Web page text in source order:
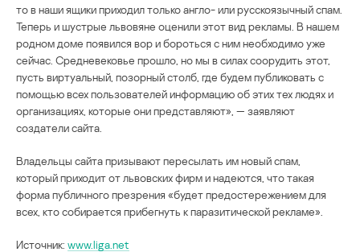
то в наши ящики приходил только англо- или русскоязычный спам.
Теперь и шустрые львовяне оценили этот вид рекламы. В нашем
родном доме появился вор и бороться с ним необходимо уже
сейчас. Средневековье прошло, но мы в силах соорудить этот,
пусть виртуальный, позорный столб, где будем публиковать с
помощью всех пользователей информацию об этих тех людях и
организациях, которые они представляют», — заявляют
создатели сайта.
Владельцы сайта призывают пересылать им новый спам,
который приходит от львовских фирм и надеются, что такая
форма публичного презрения «будет предостережением для
всех, кто собирается прибегнуть к паразитической рекламе».
Источник: www.liga.net